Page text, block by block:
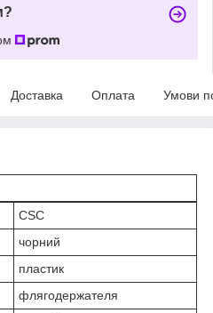
Доставка Оплата Умови
CSC
чорний
пластик
флягодержателя